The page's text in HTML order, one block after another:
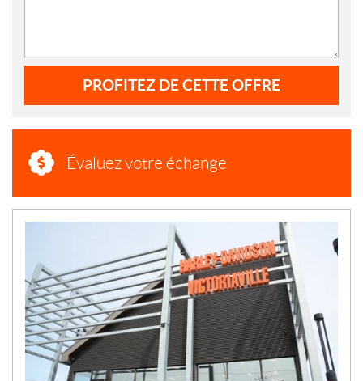
PROFITEZ DE CETTE OFFRE
Évaluez votre échange
U
V
E
L
L
E